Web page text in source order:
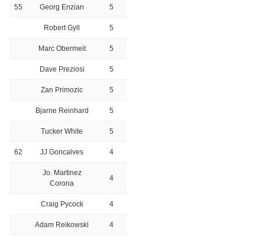
55 Georg Enzian 5
Robert Gyll 5
Marc Obermeit 5
Dave Preziosi 5
Zan Primozic 5
Bjarne Reinhard 5
Tucker White 5
62 JJ Goncalves 4
Jo. Martinez
Corona
4
Craig Pycock 4
Adam Reikowski 4